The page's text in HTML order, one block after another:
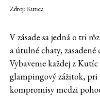
Zdroj: Kutica
V zásade sa jedná o tri
a útulné chaty,
Vybavenie každej z
glampingový zážitok,
kompromisy medzi